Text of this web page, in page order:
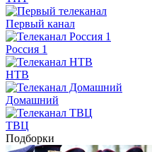
Первый канал
Россия 1
НТВ
Домашний
ТВЦ
Подборки